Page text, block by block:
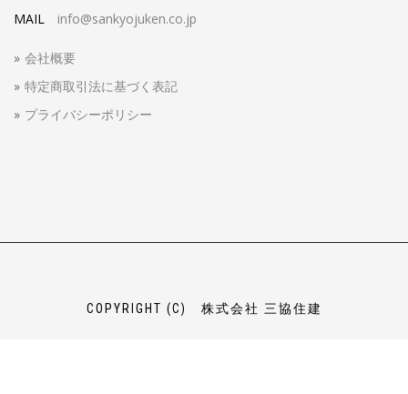
MAIL info@sankyojuken.co.jp
会社概要
特定商取引法に基づく表記
プライバシーポリシー
COPYRIGHT (C) 株式会社 三協住建